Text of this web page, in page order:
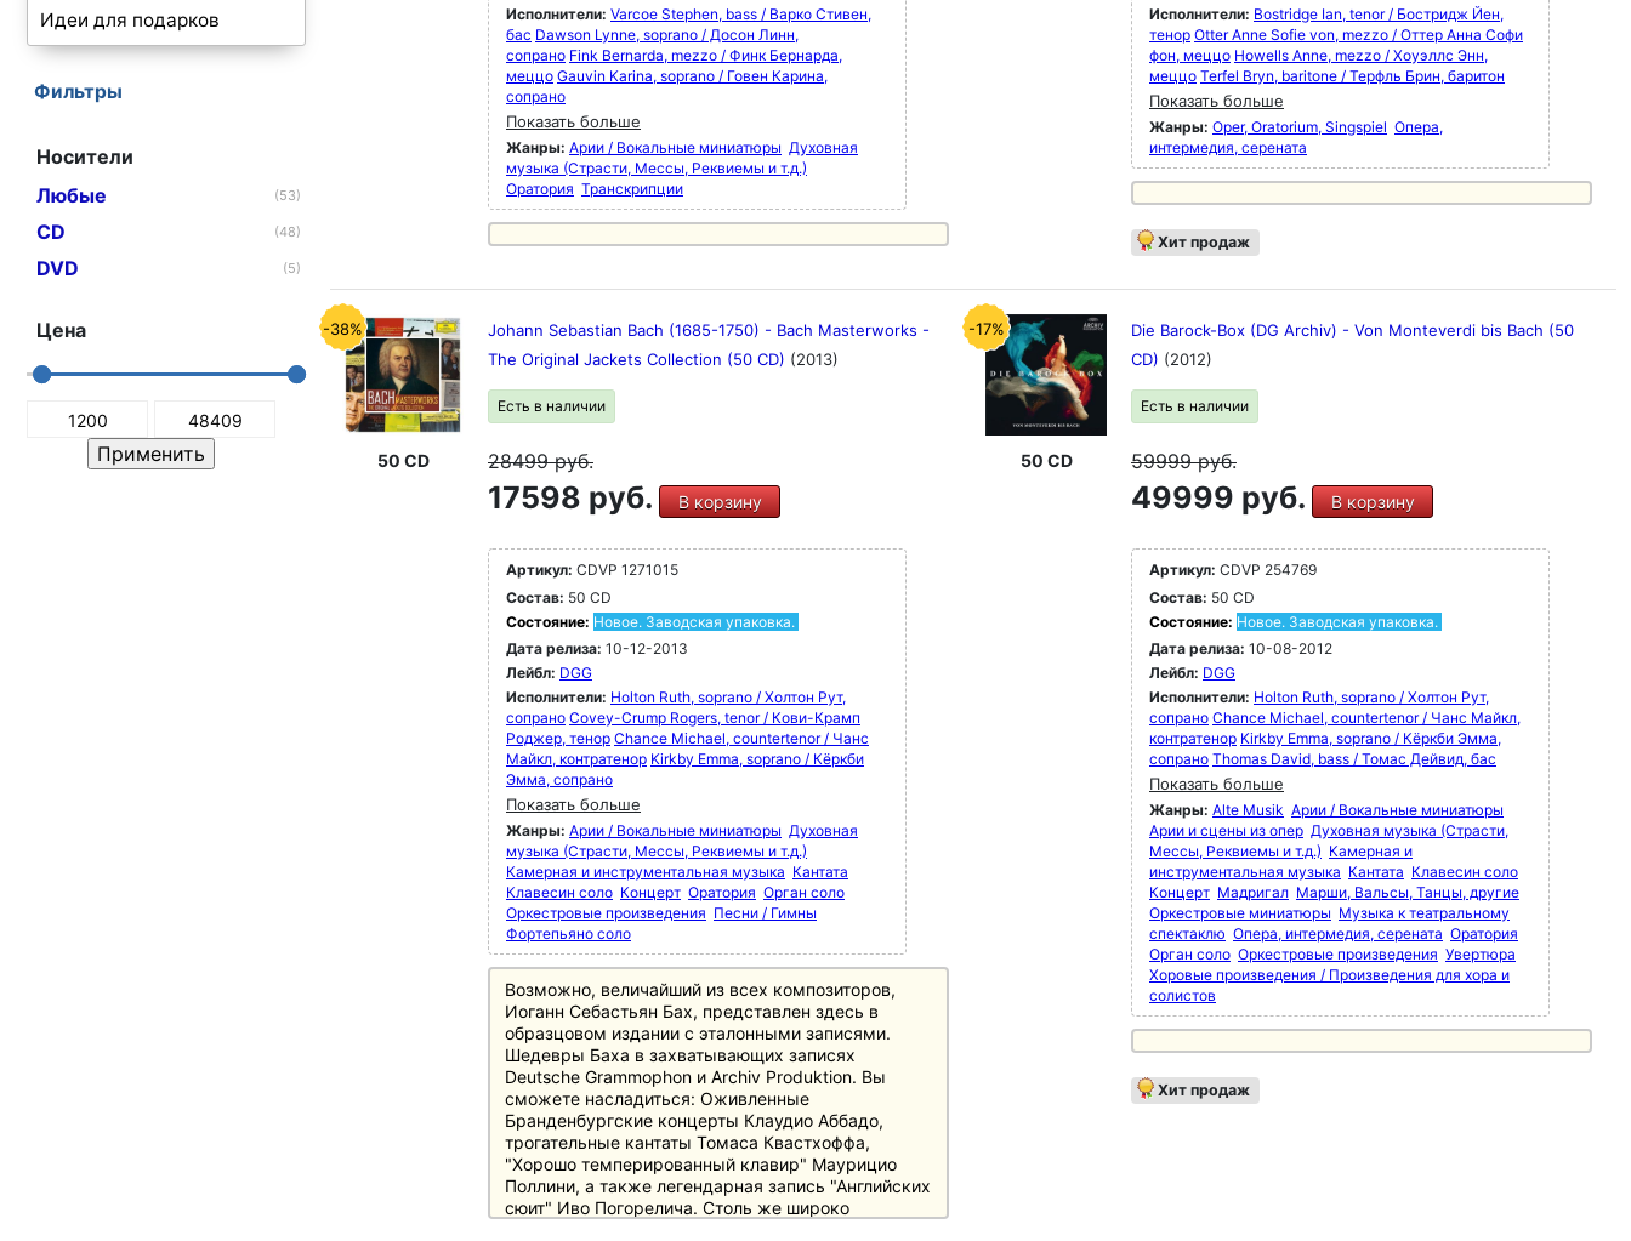
Идеи для подарков
Фильтры
Носители
Любые
(53)
CD (48)
DVD (5)
Цена
Исполнители: Varcoe Stephen, bass / Варко Стивен,
бас Dawson Lynne, soprano / Досон Линн,
сопрано Fink Bernarda, mezzo / Финк Бернарда,
меццо Gauvin Karina, soprano / Говен Карина,
сопрано
Показать больше
Жанры: Арии / Вокальные миниатюры Духовная
музыка (Страсти, Мессы, Реквиемы и т.д.)
Оратория Транскрипции
Исполнители: Bostridge Ian, tenor / Бостридж Йен,
тенор Otter Anne Sofie von, mezzo / Оттер Анна Софи
фон, меццо Howells Anne, mezzo / Хоуэллс Энн,
меццо Terfel Bryn, baritone / Терфль Брин, баритон
Показать больше
Жанры: Oper, Oratorium, Singspiel Опера,
интермедия, серената
Хит продаж
-38%
50 CD
Johann Sebastian Bach (1685-1750) - Bach Masterworks -
The Original Jackets Collection (50 CD) (2013)
Есть в наличии
28499руб.
17598 руб. В корзину
Артикул: CDVP 1271015
Состав: 50 CD
Состояние: Новое. Заводская упаковка.
Дата релиза: 10-12-2013
Лейбл: DGG
Исполнители: Holton Ruth, soprano / Холтон Рут,
сопрано Covey-Crump Rogers, tenor / Кови-Крамп
Роджер, тенор Chance Michael, countertenor / Чанс
Майкл, контратенор Kirkby Emma, soprano / Кёркби
Эмма, сопрано
Показать больше
Жанры: Арии / Вокальные миниатюры Духовная
музыка (Страсти, Мессы, Реквиемы и т.д.)
Камерная и инструментальная музыка Кантата
Клавесин соло Концерт Оратория Орган соло
Оркестровые произведения Песни / Гимны
Фортепьяно соло
Возможно, величайший из всех композиторов,
Иоганн Себастьян Бах, представлен здесь в
образцовом издании с эталонными записями.
Шедевры Баха в захватывающих записях
Deutsche Grammophon и Archiv Produktion. Вы
сможете насладиться: Оживленные
Бранденбургские концерты Клаудио Аббадо,
трогательные кантаты Томаса Квастхоффа,
"Хорошо темперированный клавир" Маурицио
Поллини, а также легендарная запись "Английских
сюит" Иво Погорелича. Столь же широко
-17%
50 CD
Die Barock-Box (DG Archiv) - Von Monteverdi bis Bach (50
CD) (2012)
Есть в наличии
59999руб.
49999 руб. В корзину
Артикул: CDVP 254769
Состав: 50 CD
Состояние: Новое. Заводская упаковка.
Дата релиза: 10-08-2012
Лейбл: DGG
Исполнители: Holton Ruth, soprano / Холтон Рут,
сопрано Chance Michael, countertenor / Чанс Майкл,
контратенор Kirkby Emma, soprano / Кёркби Эмма,
сопрано Thomas David, bass / Томас Дейвид, бас
Показать больше
Жанры: Alte Musik Арии / Вокальные миниатюры
Арии и сцены из опер Духовная музыка (Страсти,
Мессы, Реквиемы и т.д.) Камерная и
инструментальная музыка Кантата Клавесин соло
Концерт Мадригал Марши, Вальсы, Танцы, другие
Оркестровые миниатюры Музыка к театральному
спектаклю Опера, интермедия, серената Оратория
Орган соло Оркестровые произведения Увертюра
Хоровые произведения / Произведения для хора и
солистов
Хит продаж